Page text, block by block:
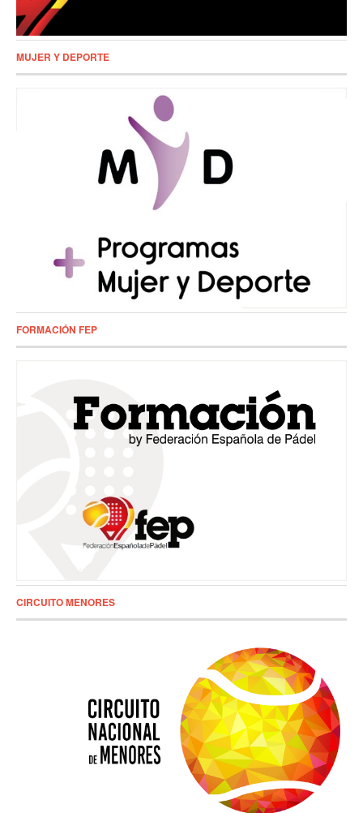
MUJER Y DEPORTE
FORMACIÓN FEP
CIRCUITO MENORES